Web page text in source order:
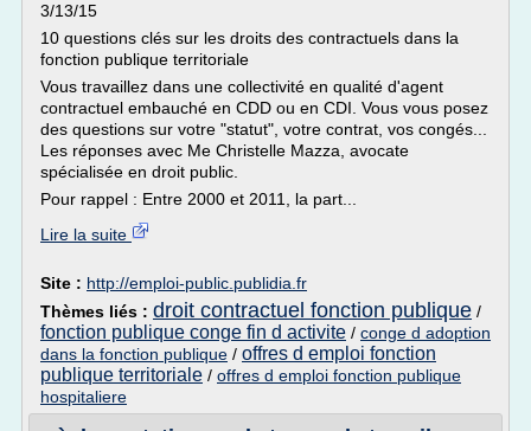
3/13/15
10 questions clés sur les droits des contractuels dans la
fonction publique territoriale
Vous travaillez dans une collectivité en qualité d'agent
contractuel embauché en CDD ou en CDI. Vous vous posez
des questions sur votre "statut", votre contrat, vos congés...
Les réponses avec Me Christelle Mazza, avocate
spécialisée en droit public.
Pour rappel : Entre 2000 et 2011, la part...
Lire la suite
Site : http://emploi-public.publidia.fr
Thèmes liés : droit contractuel fonction publique /
fonction publique conge fin d activite / conge d adoption
dans la fonction publique / offres d emploi fonction
publique territoriale / offres d emploi fonction publique
hospitaliere